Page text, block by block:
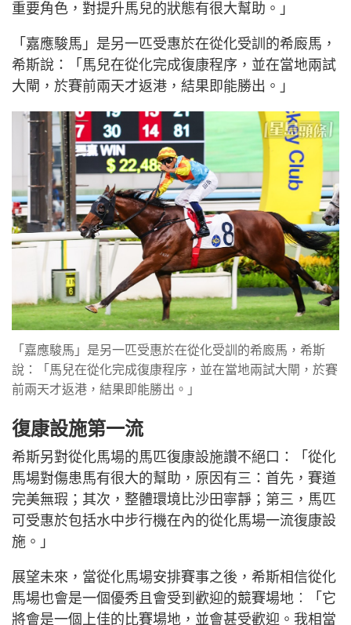
重要角色，對提升馬兒的狀態有很大幫助。」
「嘉應駿馬」是另一匹受惠於在從化受訓的希廄馬，
希斯說：「馬兒在從化完成復康程序，並在當地兩試
大閘，於賽前兩天才返港，結果即能勝出。」
「嘉應駿馬」是另一匹受惠於在從化受訓的希廄馬，希斯
說：「馬兒在從化完成復康程序，並在當地兩試大閘，於賽
前兩天才返港，結果即能勝出。」
復康設施第一流
希斯另對從化馬場的馬匹復康設施讚不絕口：「從化
馬場對傷患馬有很大的幫助，原因有三：首先，賽道
完美無瑕；其次，整體環境比沙田寧靜；第三，馬匹
可受惠於包括水中步行機在內的從化馬場一流復康設
施。」
展望未來，當從化馬場安排賽事之後，希斯相信從化
馬場也會是一個優秀且會受到歡迎的競賽場地︰「它
將會是一個上佳的比賽場地，並會甚受歡迎。我相當